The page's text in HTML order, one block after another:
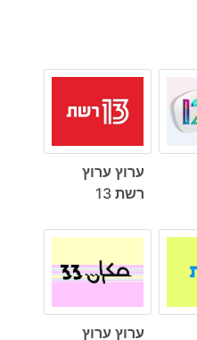
ערוץ ערוץ
רשת 13
ערוץ ערוץ